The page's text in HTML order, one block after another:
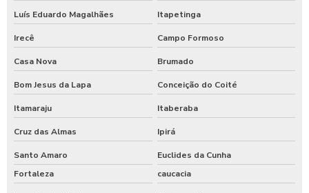
Luís Eduardo Magalhães Itapetinga
Irecê Campo Formoso
Casa Nova Brumado
Bom Jesus da Lapa Conceição do Coité
Itamaraju Itaberaba
Cruz das Almas Ipirá
Santo Amaro
Euclides da Cunha
Fortaleza
caucacia